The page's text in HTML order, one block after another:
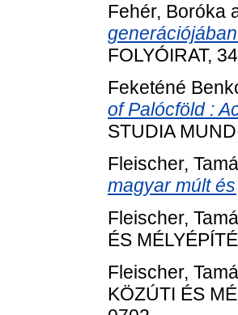
Fehér, Boróka
FOLYÓIRAT,
Feketéné
of Palócföld :
STUDIA
Fleischer,
magyar múlt
Fleischer,
ÉS
Fleischer,
KÖZÚTI ÉS